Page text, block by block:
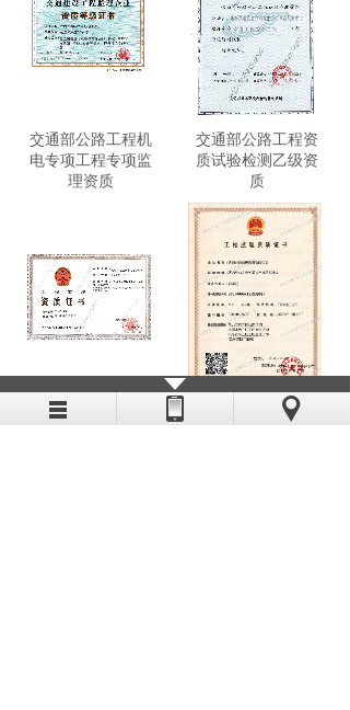
交通部公路工程机
电专项工程专项监
理资质
交通部公路工程资
质试验检测乙级资
质
住建部房屋建筑、
住建部水利水电、